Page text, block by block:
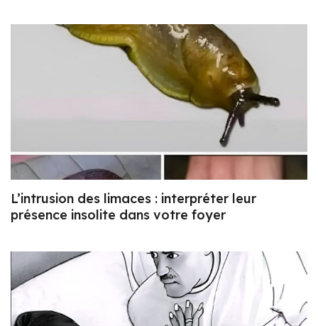
L’intrusion des limaces : interpréter leur
présence insolite dans votre foyer